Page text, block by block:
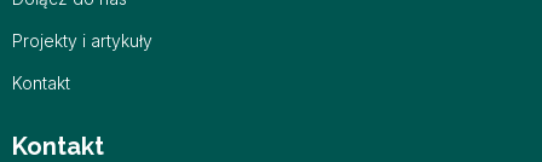
Projekty i artykuły
Kontakt
Kontakt